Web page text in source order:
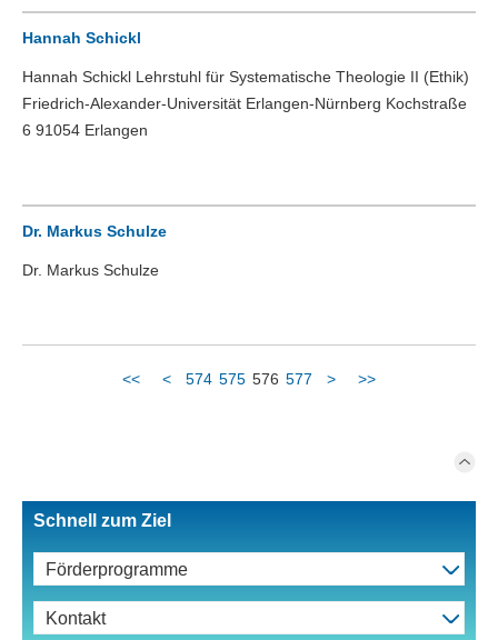
Hannah Schickl
Hannah Schickl Lehrstuhl für Systematische Theologie II (Ethik)
Friedrich-Alexander-Universität Erlangen-Nürnberg Kochstraße
6 91054 Erlangen
Dr. Markus Schulze
Dr. Markus Schulze
<< < 574 575 576 577 > >>
Schnell zum Ziel
Förderprogramme
Kontakt